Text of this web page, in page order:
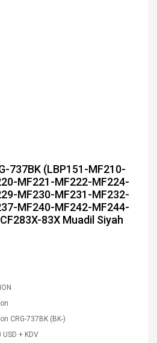
737BK (LBP151-MF210-
MF221-MF222-MF224-
MF230-MF231-MF232-
MF240-MF242-MF244-
83X Muadil Siyah
CRG-737BK (BK-)
USD + KDV